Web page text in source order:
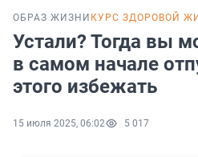
ОБРАЗ ЖИЗНИ КУРС ЗДОРОВОЙ
Устали? Тогда вы
в самом начале
этого избежать
15 июля 2025, 06:02 5 017